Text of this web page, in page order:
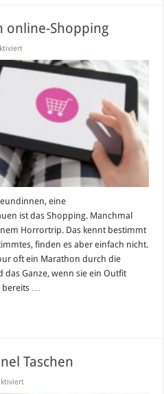
online-Shopping
für
Stress
durch
Shopping
eine
ist das Shopping. Manchmal
Horrortrip. Das kennt bestimmt
finden es aber einfach nicht.
oft ein Marathon durch die
das Ganze, wenn sie ein Outfit
bereits …
Taschen
für